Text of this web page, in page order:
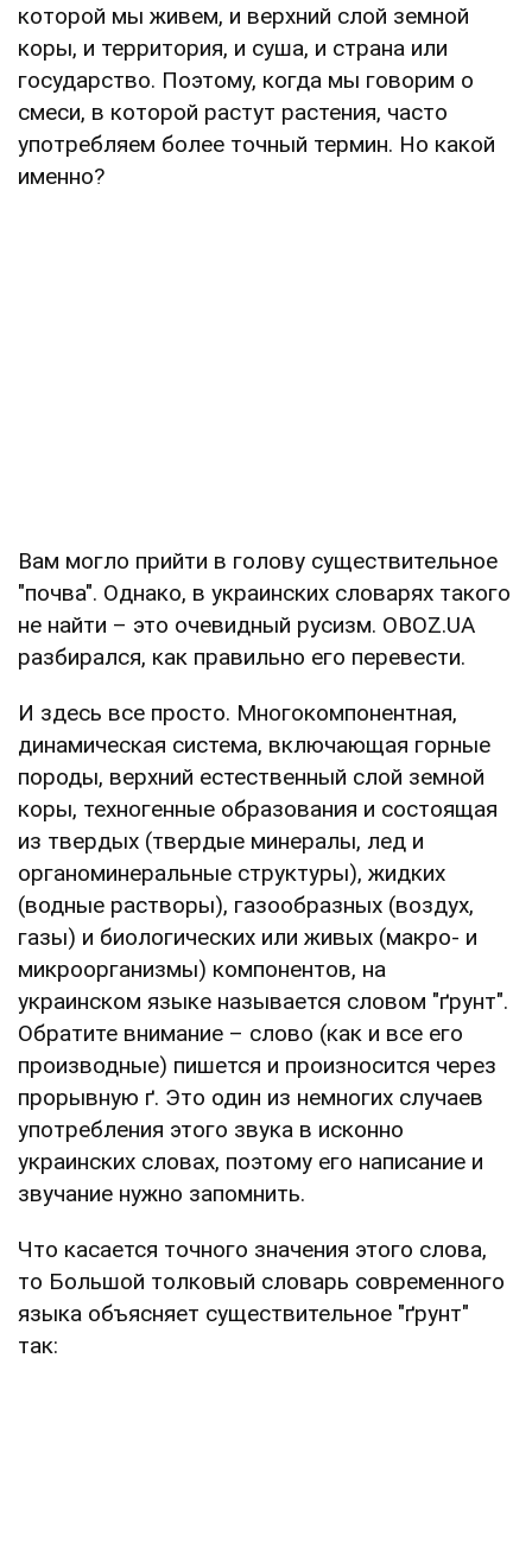
которой мы живем, и верхний слой земной
коры, и территория, и суша, и страна или
государство. Поэтому, когда мы говорим о
смеси, в которой растут растения, часто
употребляем более точный термин. Но какой
именно?
Вам могло прийти в голову существительное
"почва". Однако, в украинских словарях такого
не найти – это очевидный русизм. OBOZ.UA
разбирался, как правильно его перевести.
И здесь все просто. Многокомпонентная,
динамическая система, включающая горные
породы, верхний естественный слой земной
коры, техногенные образования и состоящая
из твердых (твердые минералы, лед и
органоминеральные структуры), жидких
(водные растворы), газообразных (воздух,
газы) и биологических или живых (макро- и
микроорганизмы) компонентов, на
украинском языке называется словом "ґрунт".
Обратите внимание – слово (как и все его
производные) пишется и произносится через
прорывную ґ. Это один из немногих случаев
употребления этого звука в исконно
украинских словах, поэтому его написание и
звучание нужно запомнить.
Что касается точного значения этого слова,
то Большой толковый словарь современного
языка объясняет существительное "ґрунт"
так: